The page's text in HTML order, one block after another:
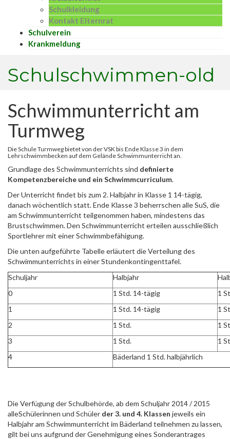
Schulkleidung
Kontakt Elternrat
Schulverein
Krankmeldung
Schulschwimmen-old
Schwimmunterricht am
Turmweg
Die Schule Turmweg bietet von der VSK bis Ende Klasse 3 in dem
Lehrschwimmbecken auf dem Gelände Schwimmunterricht an.
Grundlage des Schwimmunterrichts sind definierte
Kompetenzbereiche und ein Schwimmcurriculum.
Der Unterricht findet bis zum 2. Halbjahr in Klasse 1 14-tägig,
danach wöchentlich statt. Ende Klasse 3 beherrschen alle SuS, die
am Schwimmunterricht teilgenommen haben, mindestens das
Brustschwimmen. Den Schwimmunterricht erteilen ausschließlich
Sportlehrer mit einer Schwimmbefähigung.
Die unten aufgeführte Tabelle erläutert die Verteilung des
Schwimmunterrichts in einer Stundenkontingenttafel.
Schuljahr
Halbjahr
0
1 Std. 14-tägig
1
1
1 Std. 14-tägig
1
2
1 Std.
1
3
1 Std.
1
4
Bäderland 1 Std. halbjährlich
Die Verfügung der Schulbehörde, ab dem Schuljahr 2014 / 2015
alleSchülerinnen und Schüler der 3. und 4. Klassen jeweils ein
Halbjahr am Schwimmunterricht im Bäderland teilnehmen zu lassen,
gilt bei uns aufgrund der Genehmigung eines Sonderantrages